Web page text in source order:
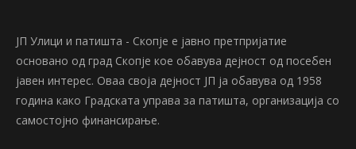
ЈП Улици и патишта - Скопје е јавно претпријатие
основано од град Скопје кое обавува дејност од посебен
јавен интерес. Оваа своја дејност ЈП ја обавува од 1958
година како Градската управа за патишта, организација со
самостојно финансирање.